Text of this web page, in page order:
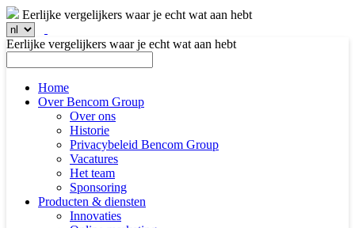
Eerlijke vergelijkers waar je echt wat aan hebt
Eerlijke vergelijkers waar je echt wat aan hebt
Home
Over Bencom Group
Over ons
Historie
Privacybeleid Bencom Group
Vacatures
Het team
Sponsoring
Producten & diensten
Innovaties